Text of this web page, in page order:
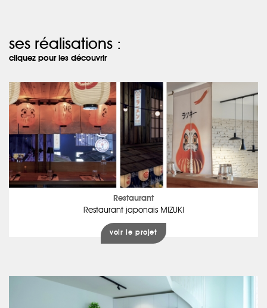
ses réalisations :
cliquez pour les découvrir
Restaurant
Restaurant japonais MIZUKI
voir le projet